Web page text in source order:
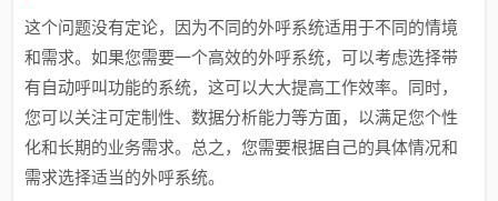
这个问题没有定论，因为不同的外呼系统适用于不同的情境
和需求。如果您需要一个高效的外呼系统，可以考虑选择带
有自动呼叫功能的系统，这可以大大提高工作效率。同时，
您可以关注可定制性、数据分析能力等方面，以满足您个性
化和长期的业务需求。总之，您需要根据自己的具体情况和
需求选择适当的外呼系统。